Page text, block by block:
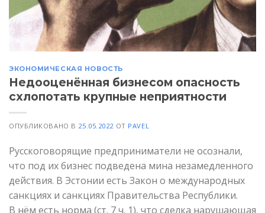
ЭКОНОМИЧЕСКАЯ НОВОСТЬ
Недооценённая бизнесом опасность
схлопотать крупные неприятности
ОПУБЛИКОВАНО В 25.05.2022 ОТ PAVEL
Русскоговорящие предприниматели не осознали,
что под их бизнес подведена мина незамедленного
действия. В Эстонии есть Закон о международных
санкциях и санкциях Правительства Республики.
В нём есть норма (ст. 7 ч. 1), что сделка нарушающая